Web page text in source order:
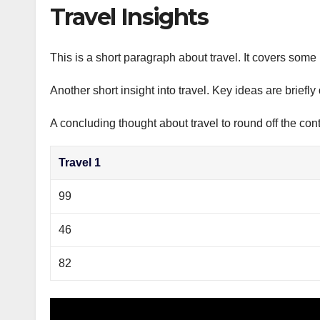
Travel Insights
This is a short paragraph about travel. It covers
Another short insight into travel. Key ideas are briefly
A concluding thought about travel to round off the
Travel 1
99
46
82